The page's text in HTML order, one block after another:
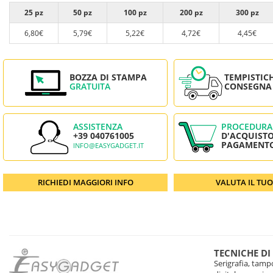
25 pz 50 pz 100 pz 200 pz 300 pz
6,80€
5,79€ 5,22€ 4,72€ 4,45€
BOZZA DI STAMPA
GRATUITA
ASSISTENZA
+39 040761005
INFO@EASYGADGET.IT
PROCEDURA
RICHIEDI MAGGIORI INFO VALUTA IL
TECNICHE
Serigrafia,